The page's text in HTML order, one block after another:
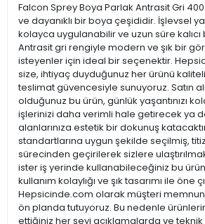
Falcon Sprey Boya Parlak Antrasit Gri
ve dayanıklı bir boya çeşididir. İşlevsel
kolayca uygulanabilir ve uzun süre
Antrasit gri rengiyle modern ve şık bir
isteyenler için ideal bir seçenektir.
size, ihtiyaç duyduğunuz her ürünü kaliteli,
teslimat güvencesiyle sunuyoruz. Satın
olduğunuz bu ürün, günlük yaşantınızı
işlerinizi daha verimli hale getirecek ya
alanlarınıza estetik bir dokunuş
standartlarına uygun şekilde seçilmiş,
sürecinden geçirilerek sizlere
ister iş yerinde kullanabileceğiniz bu ürün,
kullanım kolaylığı ve şık tasarımı ile öne
Hepsicinde.com olarak müşteri
ön planda tutuyoruz. Bu nedenle
ettiğiniz her şeyi açıklamalarda ve